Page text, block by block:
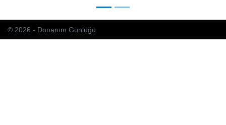
© 2026 - Donanım Günlüğü